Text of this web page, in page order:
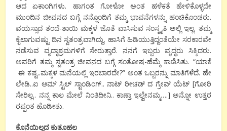
ಆದ ಏಕಾಂಗಿಗಳು. ಹಾಗಂತ ಗೋಳೋ ಅಂತ ಹಳೆಕತೆ ಹೇಳಿಕೊಳ್ಳದೇ
ಮುಂದಿನ ಜೀವನದ ಬಗ್ಗೆ ನನ್ನೊಂದಿಗೆ ತಮ್ಮ ಭಾವನೆಗಳನ್ನು ಹಂಚಿಕೊಂಡರು.
ವಯಸ್ಸಾದ ತಂದೆ-ತಾಯಿ ಮಕ್ಕಳ ಜೊತೆ ವಾಸಿಸುವ ಸಂಸ್ಕೃತಿ ಅಲ್ಲಿ ಇಲ್ಲ. ತಮ್ಮ
ಕೈಲಾಗುವಷ್ಟು ದಿನ ಸ್ವತಂತ್ರವಾಗಿದ್ದು, ಹಾಸಿಗೆ ಹಿಡಿಯುತ್ತಿದ್ದಂತೆಯೇ ಸರಕಾರವೇ
ನಡೆಸುವ ವೃದ್ಧಾಶ್ರಮಗಳಿಗೆ ಸೇರುತ್ತಾರೆ. ನನಗೆ ಇಬ್ಬರು ವೃದ್ಧರು ಸಿಕ್ಕಿದರು.
ಅವರಿಗೆ ತಮ್ಮ ಸ್ವತಂತ್ರ ಜೀವನದ ಬಗ್ಗೆ ಸಂತೋಷ-ಹೆಮ್ಮೆ ಕಾಣಿಸಿತು. “ಯಾಕೆ
ಈ ಕಷ್ಟ..ಮಕ್ಕಳ ಮನೆಯಲ್ಲಿ ಇರಬಾರದೇ?” ಅಂತ ಒಬ್ಬರನ್ನು ಮಾತಿಗೆಳೆದೆ. ಹೇ
ಲೇಡಿ..ಐ ಆಮ್ ಸ್ಟಿಲ್ ಸ್ಟಾಂಡಿಂಗ್.. ನಾಟ್ ರೀಚಡ್ ದ ಗ್ರೇವ್ ಯೆಟ್ [ಗೋರಿ
ಸೇರಿಲ್ಲ.. ನನ್ನ ಕಾಲ ಮೇಲೆ ನಿಂತಿದೀನಿ.. ಕಾಣ್ತಾ ಇಲ್ವೇನಮ್ಮ….] ಅನ್ನೋ ಉತ್ತರ
ರಪ್ಪಂತ ಹೊಡೀತು.
ಕೊನೆಯಿಲ್ಲದ ಕುತೂಹಲ